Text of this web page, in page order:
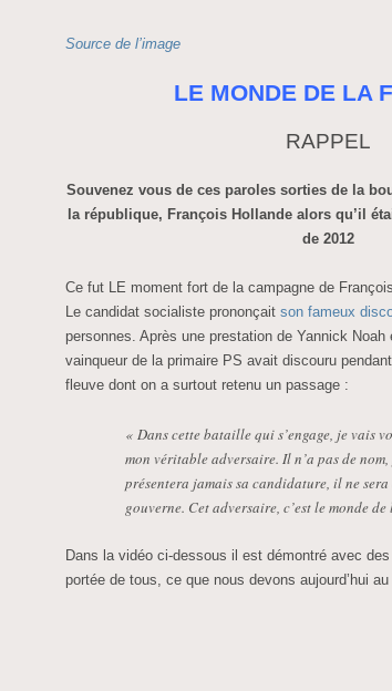
Source de l’image
LE MONDE DE LA
RAPPEL
Souvenez vous de ces paroles sorties de la
la république, François Hollande alors qu’il
de 2012
Ce fut LE moment fort de la campagne de
Le candidat socialiste prononçait son fameux
personnes. Après une prestation de Yannick Noah
vainqueur de la primaire PS avait discouru
fleuve dont on a surtout retenu un passage :
« Dans cette bataille qui s’engage, je vais
mon véritable adversaire. Il n’a pas de
présentera jamais sa candidature, il ne
gouverne. Cet adversaire, c’est le monde
Dans la vidéo ci-dessous il est démontré avec
portée de tous, ce que nous devons aujourd’hui